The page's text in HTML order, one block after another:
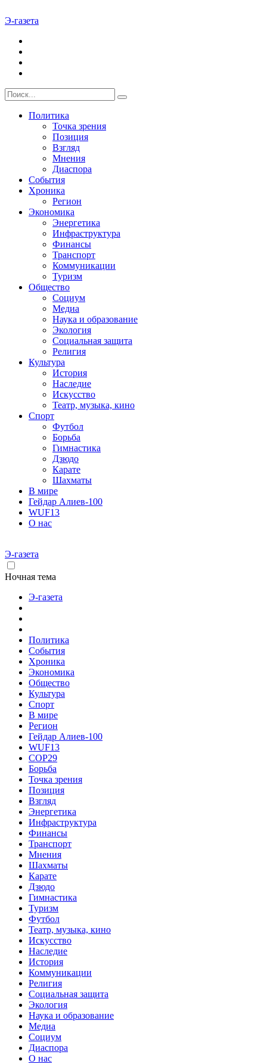
Э-газета
Политика
Точка зрения
Позиция
Взгляд
Мнения
Диаспора
События
Хроника
Регион
Экономика
Энергетика
Инфраструктура
Финансы
Транспорт
Коммуникации
Туризм
Общество
Социум
Медиа
Наука и образование
Экология
Социальная защита
Религия
Культура
История
Наследие
Искусство
Театр, музыка, кино
Спорт
Футбол
Борьба
Гимнастика
Дзюдо
Карате
Шахматы
В мире
Гейдар Алиев-100
WUF13
О нас
Э-газета
Ночная тема
Э-газета
Политика
События
Хроника
Экономика
Общество
Культура
Спорт
В мире
Регион
Гейдар Алиев-100
WUF13
COP29
Борьба
Точка зрения
Позиция
Взгляд
Энергетика
Инфраструктура
Финансы
Транспорт
Мнения
Шахматы
Карате
Дзюдо
Гимнастика
Туризм
Футбол
Театр, музыка, кино
Искусство
Наследие
История
Коммуникации
Религия
Социальная защита
Экология
Наука и образование
Медиа
Социум
Диаспора
О нас